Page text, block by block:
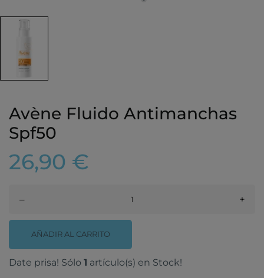
Avène Fluido Antimanchas
Spf50
26,90 €
– +
AÑADIR AL CARRITO
Date prisa! Sólo 1 artículo(s) en Stock!